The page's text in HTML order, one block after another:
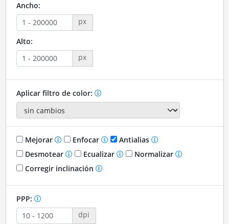
Ancho:
px
Alto:
px
Aplicar filtro de color:
Mejorar Enfocar
Antialias
Desmotear
Ecualizar
Normalizar
Corregir inclinación
PPP:
dpi